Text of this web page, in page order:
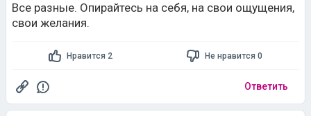
Все разные. Опирайтесь на себя, на свои ощущения,
свои желания.
Нравится 2 Не нравится 0
Ответить